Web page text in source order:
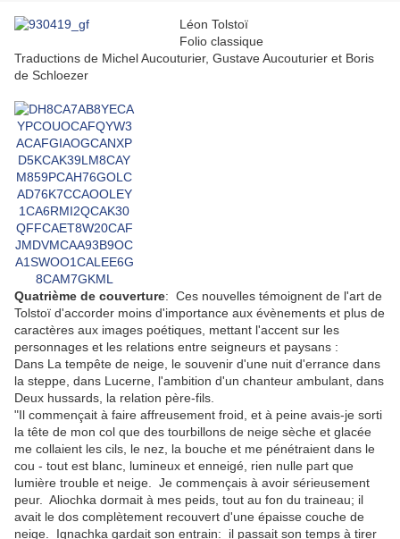
Léon Tolstoï
Folio classique
Traductions de Michel Aucouturier, Gustave Aucouturier et Boris
de Schloezer
Quatrième de couverture: Ces nouvelles témoignent de l'art de
Tolstoï d'accorder moins d'importance aux évènements et plus de
caractères aux images poétiques, mettant l'accent sur les
personnages et les relations entre seigneurs et paysans :
Dans La tempête de neige, le souvenir d'une nuit d'errance dans
la steppe, dans Lucerne, l'ambition d'un chanteur ambulant, dans
Deux hussards, la relation père-fils.
"Il commençait à faire affreusement froid, et à peine avais-je sorti
la tête de mon col que des tourbillons de neige sèche et glacée
me collaient les cils, le nez, la bouche et me pénétraient dans le
cou - tout est blanc, lumineux et enneigé, rien nulle part que
lumière trouble et neige. Je commençais à avoir sérieusement
peur. Aliochka dormait à mes peids, tout au fon du traineau; il
avait le dos complètement recouvert d'une épaisse couche de
neige. Ignachka gardait son entrain: il passait son temps à tirer